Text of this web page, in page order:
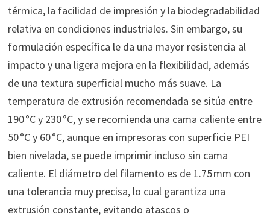
térmica, la facilidad de impresión y la biodegradabilidad
relativa en condiciones industriales. Sin embargo, su
formulación específica le da una mayor resistencia al
impacto y una ligera mejora en la flexibilidad, además
de una textura superficial mucho más suave. La
temperatura de extrusión recomendada se sitúa entre
190 °C y 230 °C, y se recomienda una cama caliente entre
50 °C y 60 °C, aunque en impresoras con superficie PEI
bien nivelada, se puede imprimir incluso sin cama
caliente. El diámetro del filamento es de 1.75 mm con
una tolerancia muy precisa, lo cual garantiza una
extrusión constante, evitando atascos o